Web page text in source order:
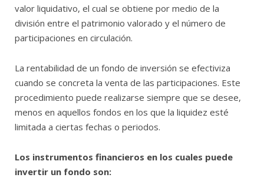
valor liquidativo, el cual se obtiene por medio de la
división entre el patrimonio valorado y el número de
participaciones en circulación.
La rentabilidad de un fondo de inversión se efectiviza
cuando se concreta la venta de las participaciones. Este
procedimiento puede realizarse siempre que se desee,
menos en aquellos fondos en los que la liquidez esté
limitada a ciertas fechas o periodos.
Los instrumentos financieros en los cuales puede
invertir un fondo son: